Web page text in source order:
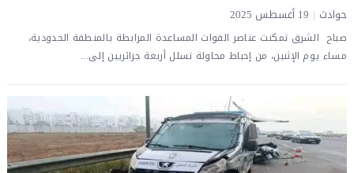
حوادث 19 أغسطس 2025
صباح الشرق تمكنت عناصر القوات المساعدة المرابطة بالمنطقة الحدودية،
مساء يوم الإثنين، من إحباط محاولة تسلل أربعة جزائريين إلى...